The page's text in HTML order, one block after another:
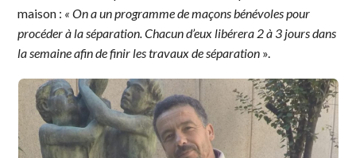
maison : « On a un programme de maçons bénévoles pour
procéder à la séparation. Chacun d’eux libérera 2 à 3 jours dans
la semaine afin de finir les travaux de séparation ».